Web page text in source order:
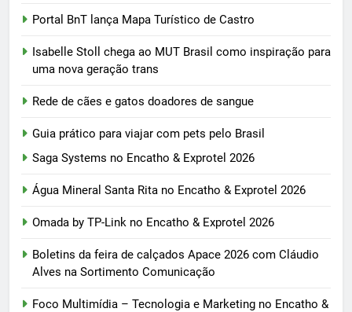
Portal BnT lança Mapa Turístico de Castro
Isabelle Stoll chega ao MUT Brasil como inspiração para
uma nova geração trans
Rede de cães e gatos doadores de sangue
Guia prático para viajar com pets pelo Brasil
Saga Systems no Encatho & Exprotel 2026
Água Mineral Santa Rita no Encatho & Exprotel 2026
Omada by TP-Link no Encatho & Exprotel 2026
Boletins da feira de calçados Apace 2026 com Cláudio
Alves na Sortimento Comunicação
Foco Multimídia – Tecnologia e Marketing no Encatho &